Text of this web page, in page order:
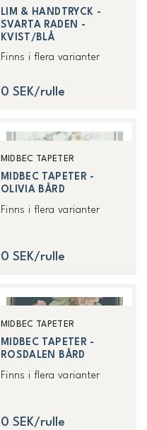
LIM & HANDTRYCK -
SVARTA RADEN -
KVIST/BLÅ
Finns i flera varianter
0 SEK/rulle
MIDBEC TAPETER
MIDBEC TAPETER -
OLIVIA BÅRD
Finns i flera varianter
0 SEK/rulle
MIDBEC TAPETER
MIDBEC TAPETER -
ROSDALEN BÅRD
Finns i flera varianter
0 SEK/rulle